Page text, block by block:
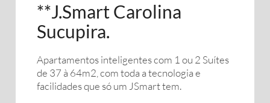
**J.Smart Carolina
Sucupira.
Apartamentos inteligentes com 1 ou 2 Suítes
de 37 à 64m2, com toda a tecnologia e
facilidades que só um JSmart tem.